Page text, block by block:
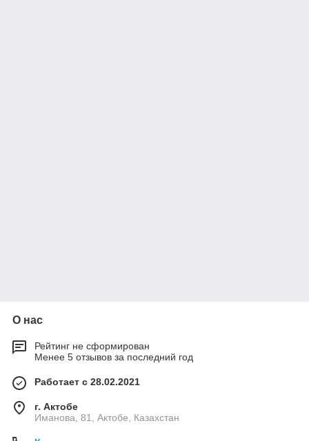
О нас
Рейтинг не сформирован
Менее 5 отзывов за последний год
Работает с 28.02.2021
г. Актобе
Иманова, 81, Актобе, Казахстан